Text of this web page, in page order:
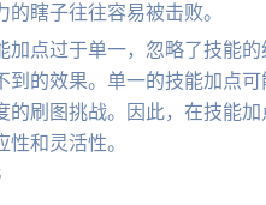
瞎子往往容易被击败。
加点过于单一，忽略了技能
到的效果。单一的技能加点
的刷图挑战。因此，在技能
和灵活性。